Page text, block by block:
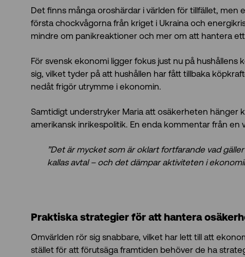
Det finns många oroshärdar i världen för tillfället, men
första chockvågorna från kriget i Ukraina och
mindre om panikreaktioner och mer om att hantera
För svensk ekonomi ligger fokus just nu på
sig, vilket tyder på att hushållen har fått tillbaka
nedåt frigör utrymme i ekonomin.
Samtidigt understryker Maria att osäkerheten hänger
amerikansk inrikespolitik. En enda kommentar från
”Det är mycket som är oklart fortfarande vad
kallas avtal – och det dämpar aktiviteten i
Praktiska strategier för att hantera
Omvärlden rör sig snabbare, vilket har lett till att
stället för att förutsäga framtiden behöver de ha